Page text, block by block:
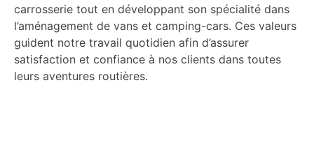
carrosserie tout en développant son spécialité dans
l’aménagement de vans et camping-cars. Ces valeurs
guident notre travail quotidien afin d’assurer
satisfaction et confiance à nos clients dans toutes
leurs aventures routières.